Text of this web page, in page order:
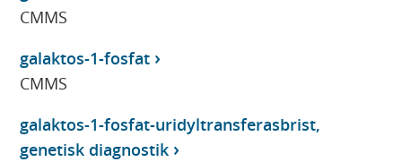
CMMS
galaktos-1-fosfat
CMMS
galaktos-1-fosfat-uridyltransferasbrist,
genetisk diagnostik